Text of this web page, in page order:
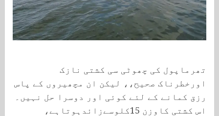
تھرماپول کی چھوٹی سی کشتی نازک
اورخطرناک صحیح،، لیکن ان مچھیروں کے پاس
رزق کمانے کے لئے کوئی اور دوسرا حل نہیں۔
اس کشتی کاوزن 15کلوسےزائدہوتاہے،